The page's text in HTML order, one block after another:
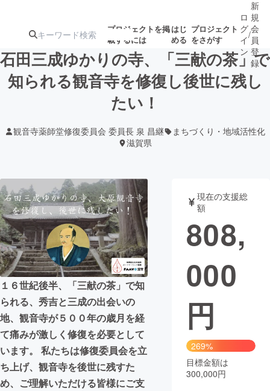
プロジェクトを掲
載するには
はじ
める
プロジェクト
をさがす
注目の新着プロ 募集終了が近いプ
テクノロジー・ガジェット ゲーム・サ
映像・映画 書籍・雑誌
ビジネス・起業
まちづくり・地域活性化
CAMPFIRE for Social Good
CAMPFIRE Creation
CAMPFIREふるさと納税machi-ya コミュニティ
ロ
グ
イ
ン
/
新
規
会
員
登
録
石田三成ゆかりの寺、「三献の茶」で
知られる観音寺を修復し後世に残し
たい！
観音寺薬師堂修復委員会 委員長 泉 昌継
まちづくり・地域活性化
滋賀県
１６世紀後半、「三献の茶」で知
られる、秀吉と三成の出会いの
地、観音寺が５００年の歳月を経
て痛みが激しく修復を必要として
います。 私たちは修復委員会を立
ち上げ、観音寺を後世に残すた
め、ご理解いただける皆様にご支
現在の支援総
額
808,
000
円
269%
目標金額は
300,000円